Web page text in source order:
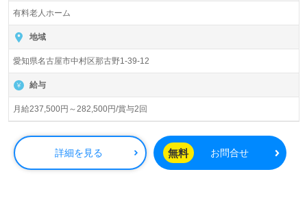
す。
入居者数69名（58室/全室個室）『リハビリホームグラン
ダ那古野』』株式会社会社ベネッセスタイルケアBenesse
Style Care Co.,Ltd. （本社：東京都西新宿） 様の運営で
す。従業員18,200人以上、26年の実績、全国に350拠点以
す。業界トップクラスの施設数を誇り、ワンランク上の介
護サービスをご提供。資格支援制度や教育研修プログラム
も充実。『入社してよかった！』のお声も届く企業様で
有料老人ホーム
地域
愛知県名古屋市中村区那古野1-39-12
給与
月給237,500円～282,500円/賞与2回
詳細を見る 無料 お問合せ